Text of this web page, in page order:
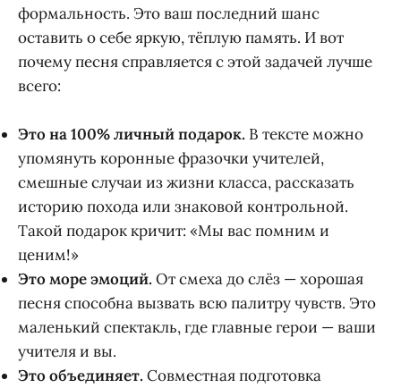
формальность. Это ваш последний шанс
оставить о себе яркую, тёплую память. И вот
почему песня справляется с этой задачей лучше
всего:
Это на 100% личный подарок. В тексте можно
упомянуть коронные фразочки учителей,
смешные случаи из жизни класса, рассказать
историю похода или знаковой контрольной.
Такой подарок кричит: «Мы вас помним и
ценим!»
Это море эмоций. От смеха до слёз — хорошая
песня способна вызвать всю палитру чувств. Это
маленький спектакль, где главные герои — ваши
учителя и вы.
Это объединяет. Совместная подготовка